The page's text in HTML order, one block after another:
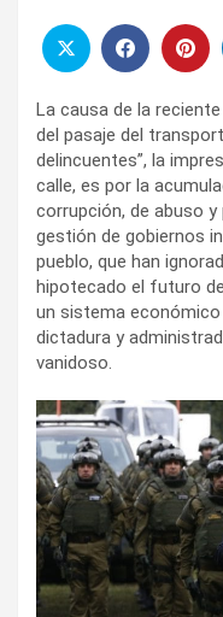
La causa de la
del pasaje del
delincuentes”, la
calle, es por la
corrupción, de abuso
gestión de gobiernos
pueblo, que han
hipotecado el futuro
un sistema
dictadura y
vanidoso.